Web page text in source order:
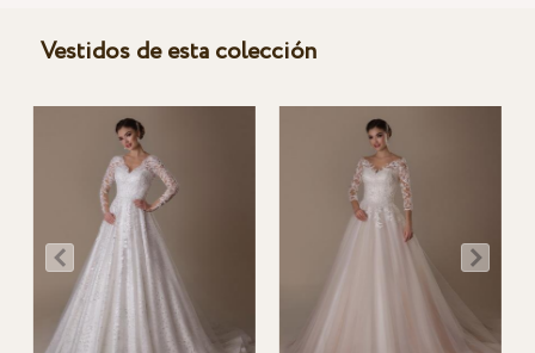
Vestidos de esta colección